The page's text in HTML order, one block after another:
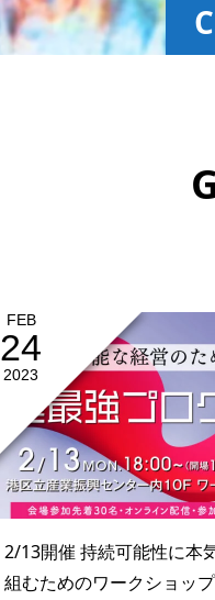
FEB
24
2023
2/13開催 持続可能性に本
組むためのワークショッ